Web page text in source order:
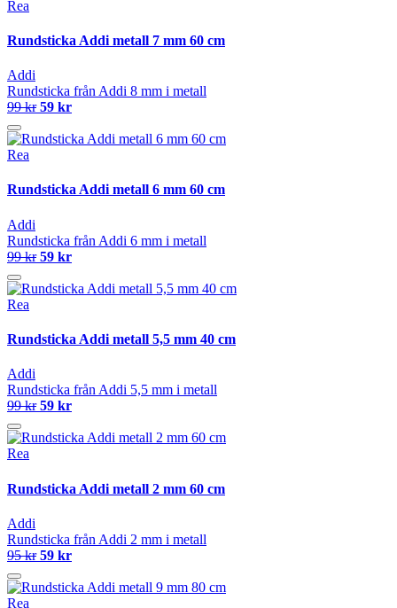
Rea
Rundsticka Addi metall 7 mm 60 cm
Addi
Rundsticka från Addi 8 mm i metall
99 kr 59 kr
Rea
Rundsticka Addi metall 6 mm 60 cm
Addi
Rundsticka från Addi 6 mm i metall
99 kr 59 kr
Rea
Rundsticka Addi metall 5,5 mm 40 cm
Addi
Rundsticka från Addi 5,5 mm i metall
99 kr 59 kr
Rea
Rundsticka Addi metall 2 mm 60 cm
Addi
Rundsticka från Addi 2 mm i metall
95 kr 59 kr
Rea